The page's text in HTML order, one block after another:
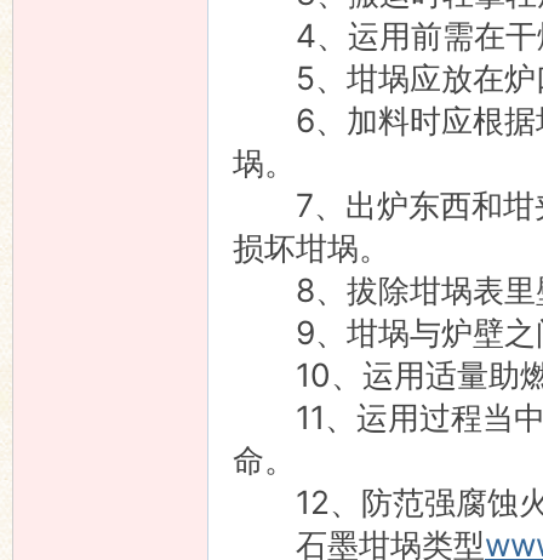
4、运用前需在干
5、坩埚应放在炉
6、加料时应根据
埚。
7、出炉东西和坩
损坏坩埚。
8、拔除坩埚表里
9、坩埚与炉壁之
10、运用适量助燃
11、运用过程当中
命。
12、防范强腐蚀火
石墨坩埚类型